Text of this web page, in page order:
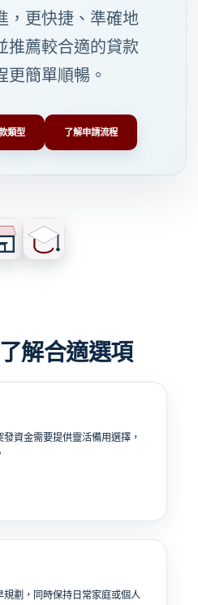
，更快捷、準確地
推薦較合適的貸款
更簡單順暢。
類型 了解申請流程
解合適選項
資金需要提供靈活備用選擇，
劃，同時保持日常家庭或個人